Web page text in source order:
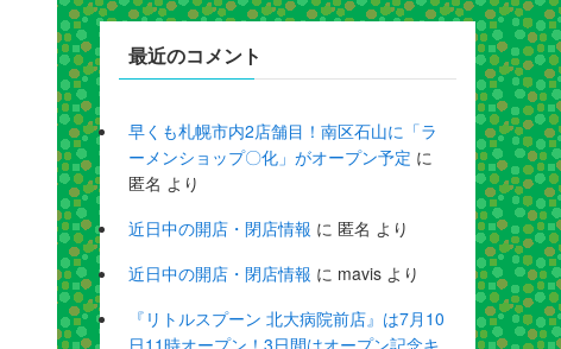
最近のコメント
早くも札幌市内2店舗目！南区石山に「ラ
ーメンショップ〇化」がオープン予定 に
匿名 より
近日中の開店・閉店情報 に 匿名 より
近日中の開店・閉店情報 に mavis より
『リトルスプーン 北大病院前店』は7月10